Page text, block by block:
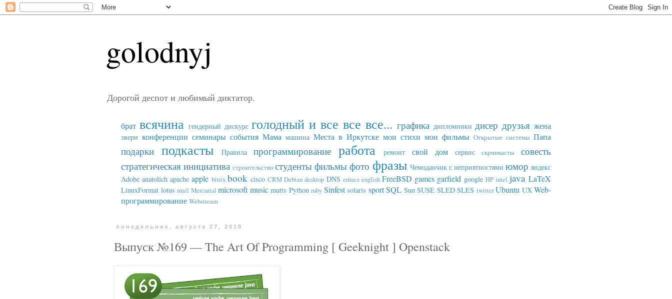
golodnyj
Дорогой деспот и любимый диктатор.
брат всячина гендерный дискурс голодный и все все все... графика дипломники дисер друзья жена
звери конференции семинары события Мама машина Места в Иркутске мои стихи мои фильмы Открытые системы Папа
подарки подкасты Правила программирование работа ремонт свой дом сервис скринкасты
совесть
стратегическая инициатива строительство студенты фильмы фото фразы Чемоданчик с неприятностями юмор яндекс
Adobe anatolich apache apple bitrix book cisco CRM Debian desktop DNS emacs english FreeBSD games garfield google HP intel java LaTeX
LinuxFormat lotus mail Mercurial microsoft music mutts Python ruby Sinfest solaris sport SQL Sun SUSE SLED SLES twitterUbuntu UX Web-
программирование Webstream
понедельник, августа 27, 2018
Выпуск №169 — The Art Of Programming [ Geeknight ] Openstack